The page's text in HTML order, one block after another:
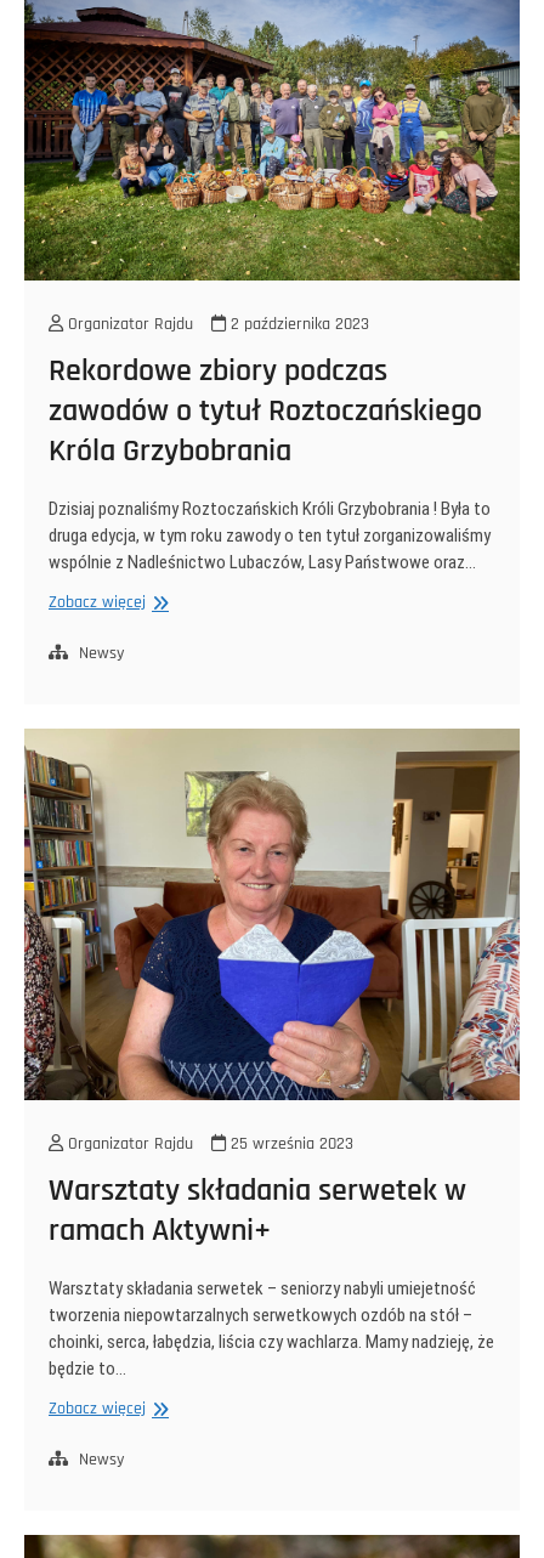
Aktywni
+
Organizator Rajdu 2 października 2023
Rekordowe zbiory podczas
zawodów o tytuł Roztoczańskiego
Króla Grzybobrania
Dzisiaj poznaliśmy Roztoczańskich Króli Grzybobrania ! Była to
druga edycja, w tym roku zawody o ten tytuł zorganizowaliśmy
wspólnie z Nadleśnictwo Lubaczów, Lasy Państwowe oraz…
Zobacz więcej Rekordowe
tytuł
Grzybobrania
Newsy
Organizator Rajdu 25 września 2023
Warsztaty składania serwetek w
ramach Aktywni+
Warsztaty składania serwetek – seniorzy nabyli umiejetność
tworzenia niepowtarzalnych serwetkowych ozdób na stół –
choinki, serca, łabędzia, liścia czy wachlarza. Mamy nadzieję, że
będzie to…
Zobacz więcej Warsztaty
Aktywni+
Newsy